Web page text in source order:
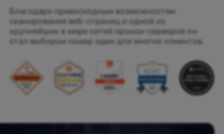
Благодаря превосходным возможностям
сканирования веб-страниц и одной из
крупнейших в мире сетей прокси-серверов он
стал выбором номер один для многих клиентов.